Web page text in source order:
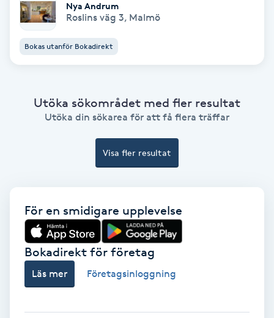
Gel naglar
Gellack
Gellack med förstärkning
Gravidyoga
Gruppträning
Gua Sha-massage
Nya Andrum
Roslins väg 3, Malmö
Bokas utanför Bokadirekt
Utöka sökområdet med fler resultat
Utöka din sökarea för att få flera träffar
Visa fler resultat
För en smidigare upplevelse
Bokadirekt för företag
Läs mer Företagsinloggning